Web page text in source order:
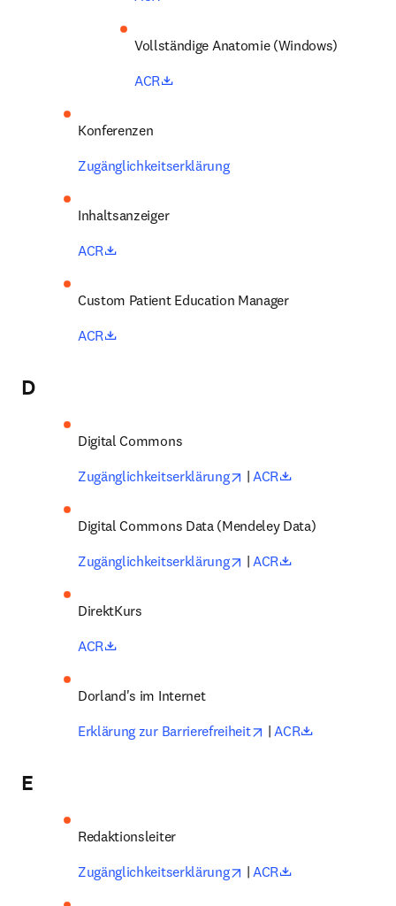
Vollständige Anatomie (Windows)
ACR
Konferenzen
Zugänglichkeitserklärung
Inhaltsanzeiger
ACR
Custom Patient Education Manager
ACR
D
Digital Commons
Zugänglichkeitserklärung
opens in new tab/window
| ACR
Digital Commons Data (Mendeley Data)
Zugänglichkeitserklärung
opens in new tab/window
| ACR
DirektKurs
ACR
Dorland's im Internet
Erklärung zur Barrierefreiheit
opens in new tab/
| ACR
E
Redaktionsleiter
Zugänglichkeitserklärung
opens in new tab/window
| ACR